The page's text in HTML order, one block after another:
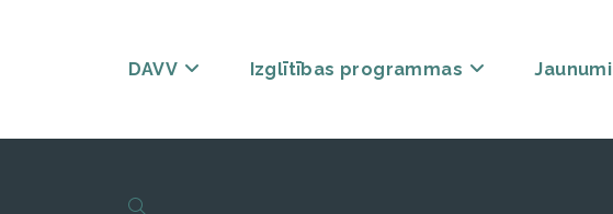
DAVV Izglītības programmas Jaunumi